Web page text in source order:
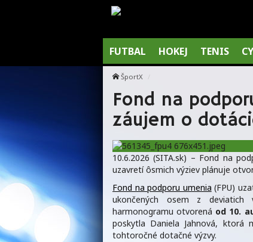
FUTBAL HOKEJ TENIS
ŠportX
Fond na
záujem o
10.6.2026 (SITA.sk) – Fond na
uzavretí ôsmich výziev plánuje
Fond na podporu umenia (FPU)
ukončených osem z deviatich
harmonogramu otvorená od 10.
poskytla Daniela Jahnová,
tohtoročné dotačné výzvy.